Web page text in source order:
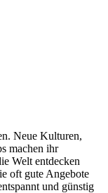
Neue Kulturen,
machen ihr
Welt entdecken
oft gute Angebote
und günstig